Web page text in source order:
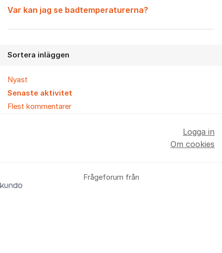
Var kan jag se badtemperaturerna?
Sortera inläggen
Nyast
Senaste aktivitet
Flest kommentarer
Frågeforum från
Logga in
Om cookies